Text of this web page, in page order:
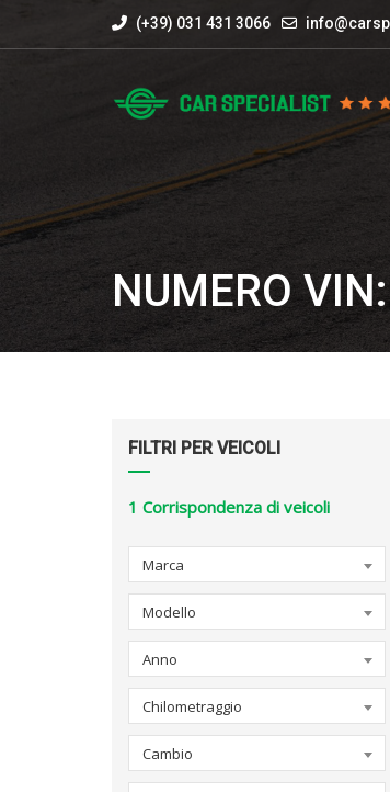
(+39) 031 431 3066
NUMERO
FILTRI PER VEICOLI
1 Corrispondenza di veicoli
Marca
Modello
Anno
Chilometraggio
Cambio